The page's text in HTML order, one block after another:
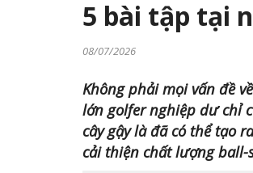
5 bài tập tại
08/07/2026
Không phải mọi vấn đề
lớn golfer nghiệp dư chỉ
cây gậy là đã có thể tạo
cải thiện chất lượng